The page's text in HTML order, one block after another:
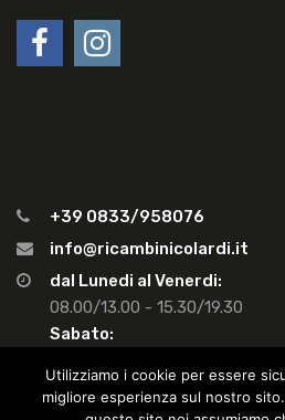
+39 0833/958076
info@ricambinicolardi.it
dal Lunedi al Venerdi:
08.00/13.00 - 15.30/19.30
Sabato:
Utilizziamo i cookie per essere
migliore esperienza sul nostro